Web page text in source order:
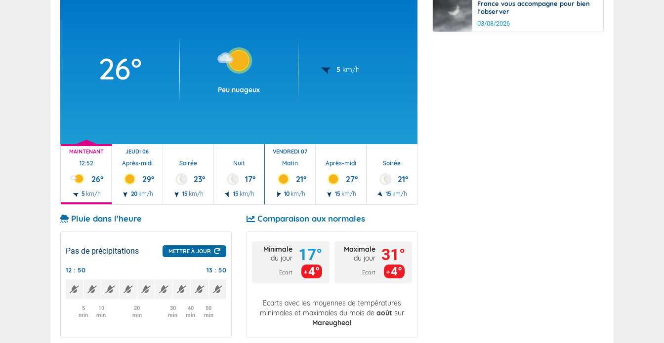
26°
Peu nuageux
5 km/h
MAINTENANT
12:52
26°
5 km/h
JEUDI 06
Après-midi
29°
20 km/h
Soirée
23°
15 km/h
Nuit
17°
15 km/h
VENDREDI 07
Matin
21°
10 km/h
Après-midi
27°
15 km/h
Soirée
21°
15 km/h
Pluie dans l'heure
Pas de précipitations METTRE À JOUR
12 : 50 13 : 50
5
min
10
min
20
min
30
min
40
min
50
min
Comparaison aux normales
Minimale
du jour
Ecart
17°
4°
Maximale
du jour
Ecart
31°
4°
Écarts avec les moyennes de températures
minimales et maximales du mois de août sur
Mareugheol
France vous accompagne pour bien
l'observer
03/08/2026